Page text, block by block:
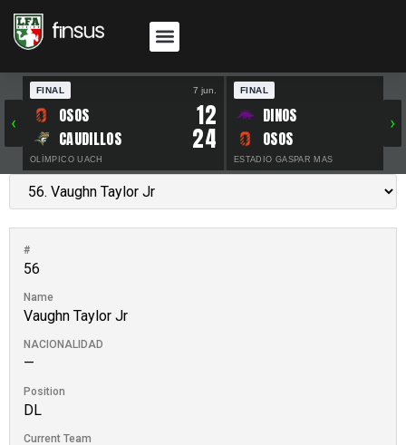
‹
FINAL 7 jun.
OSOS 12
CAUDILLOS 24
OLÍMPICO UACH
FINAL
DINOS
OSOS
ESTADIO GASPAR MAS
›
#
56
Name
Vaughn Taylor Jr
NACIONALIDAD
—
Position
DL
Current Team